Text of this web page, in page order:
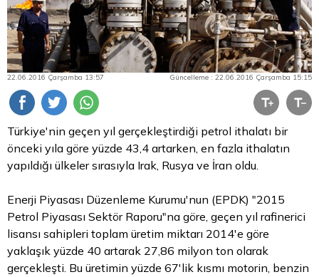
22.06.2016 Çarşamba 13:57 Güncelleme : 22.06.2016 Çarşamba 15:15
Türkiye'nin geçen yıl gerçekleştirdiği petrol ithalatı bir
önceki yıla göre yüzde 43,4 artarken, en fazla ithalatın
yapıldığı ülkeler sırasıyla Irak, Rusya ve İran oldu.
Enerji Piyasası Düzenleme Kurumu'nun (EPDK) "2015
Petrol Piyasası Sektör Raporu"na göre, geçen yıl rafinerici
lisansı sahipleri toplam üretim miktarı 2014'e göre
yaklaşık yüzde 40 artarak 27,86 milyon ton olarak
gerçekleşti. Bu üretimin yüzde 67'lik kısmı motorin, benzin